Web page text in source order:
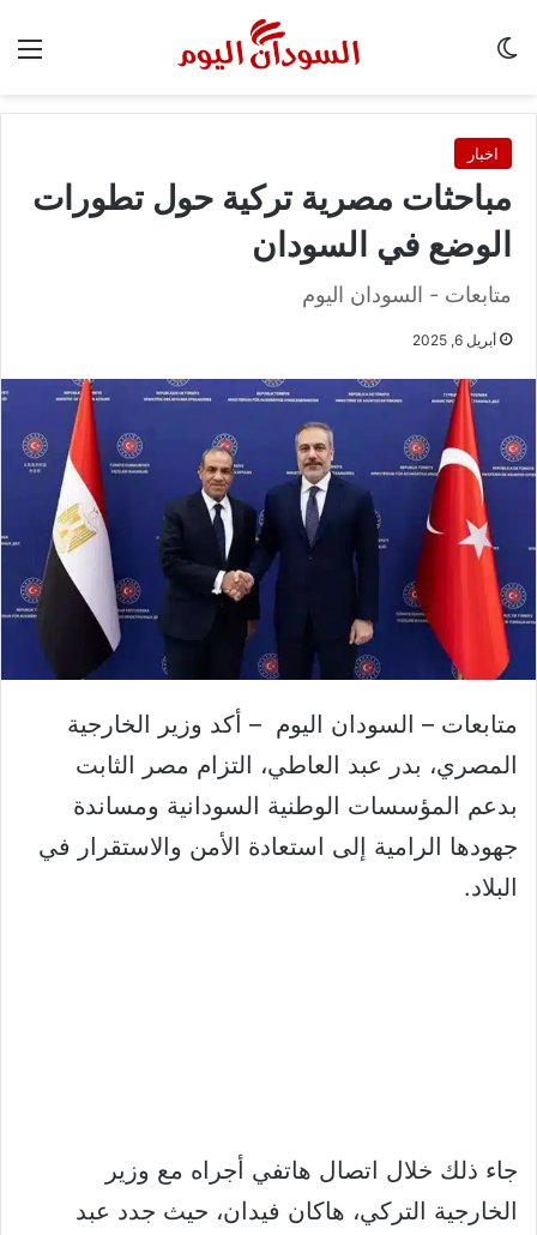
اخبار
مباحثات مصرية تركية حول تطورات
الوضع في السودان
متابعات - السودان اليوم
أبريل 6, 2025
متابعات – السودان اليوم – أكد وزير الخارجية
المصري، بدر عبد العاطي، التزام مصر الثابت
بدعم المؤسسات الوطنية السودانية ومساندة
جهودها الرامية إلى استعادة الأمن والاستقرار في
البلاد.
جاء ذلك خلال اتصال هاتفي أجراه مع وزير
الخارجية التركي، هاكان فيدان، حيث جدد عبد